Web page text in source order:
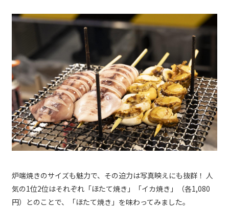
炉端焼きのサイズも魅力で、その迫力は写真映えにも抜群！ 人
気の1位2位はそれぞれ「ほたて焼き」「イカ焼き」（各1,080
円）とのことで、「ほたて焼き」を味わってみました。